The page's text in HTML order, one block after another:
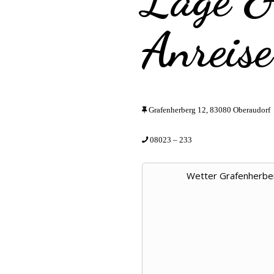
Anreise
Grafenherberg 12, 83080 Oberaudorf
08023 – 233
Wetter